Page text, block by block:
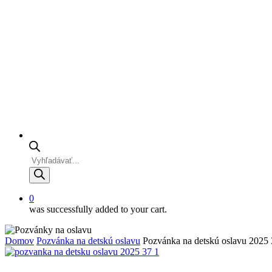
Products
search
0
was successfully added to your cart.
Domov Pozvánka na detskú oslavu Pozvánka na detskú oslavu 2025